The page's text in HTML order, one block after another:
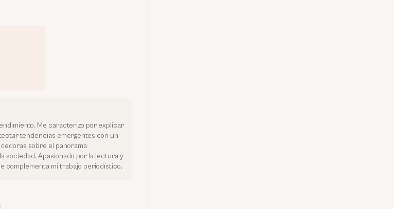
Me caracterizo por explicar
tendencias emergentes con un
sobre el panorama
sociedad. Apasionado por la lectura y
complementa mi trabajo periodístico.